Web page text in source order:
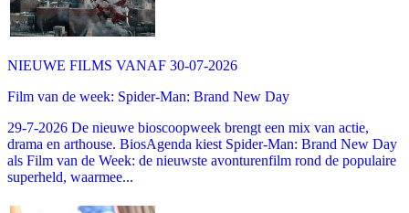
NIEUWE FILMS VANAF 30-07-2026
Film van de week: Spider-Man: Brand New Day
29-7-2026 De nieuwe bioscoopweek brengt een mix van actie,
drama en arthouse. BiosAgenda kiest Spider-Man: Brand New Day
als Film van de Week: de nieuwste avonturenfilm rond de populaire
superheld, waarmee...